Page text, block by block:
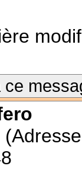
ce